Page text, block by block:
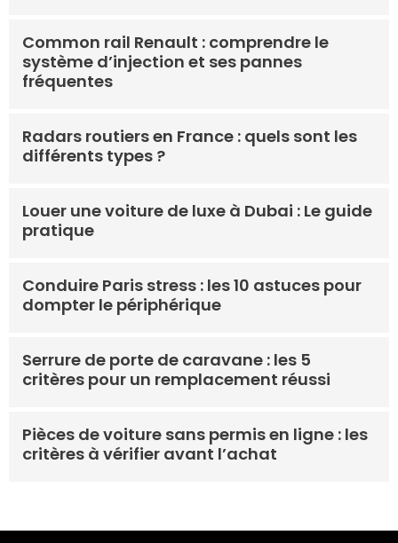
Common rail Renault : comprendre le
système d’injection et ses pannes
fréquentes
Radars routiers en France : quels sont les
différents types ?
Louer une voiture de luxe à Dubai : Le guide
pratique
Conduire Paris stress : les 10 astuces pour
dompter le périphérique
Serrure de porte de caravane : les 5
critères pour un remplacement réussi
Pièces de voiture sans permis en ligne : les
critères à vérifier avant l’achat